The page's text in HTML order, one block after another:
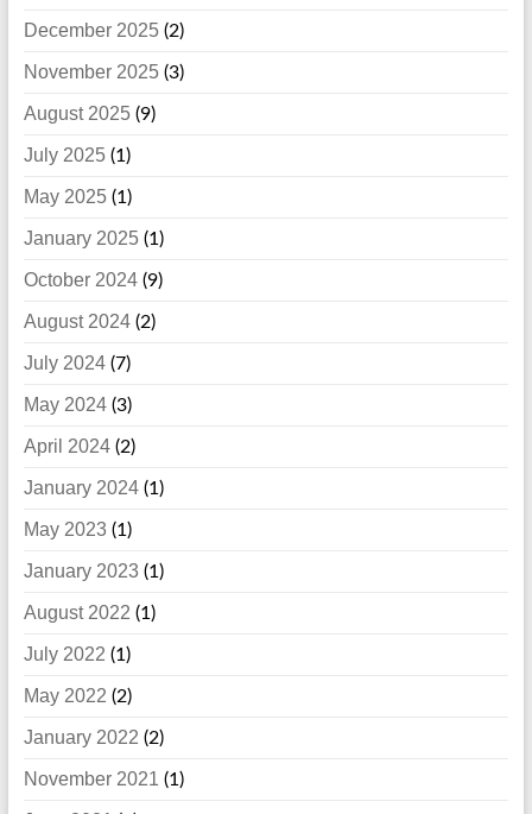
December 2025(2)
November 2025(3)
August 2025(9)
July 2025(1)
May 2025(1)
January 2025(1)
October 2024(9)
August 2024(2)
July 2024(7)
May 2024(3)
April 2024(2)
January 2024(1)
May 2023 (1)
January 2023 (1)
August 2022 (1)
July 2022 (1)
May 2022 (2)
January 2022 (2)
November 2021 (1)